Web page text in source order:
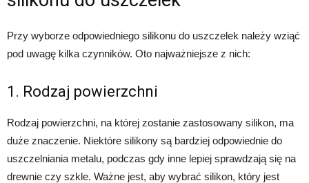
Przy wyborze odpowiedniego silikonu do uszczelek należy wziąć
pod uwagę kilka czynników. Oto najważniejsze z nich:
1. Rodzaj powierzchni
Rodzaj powierzchni, na której zostanie zastosowany silikon, ma
duże znaczenie. Niektóre silikony są bardziej odpowiednie do
uszczelniania metalu, podczas gdy inne lepiej sprawdzają się na
drewnie czy szkle. Ważne jest, aby wybrać silikon, który jest